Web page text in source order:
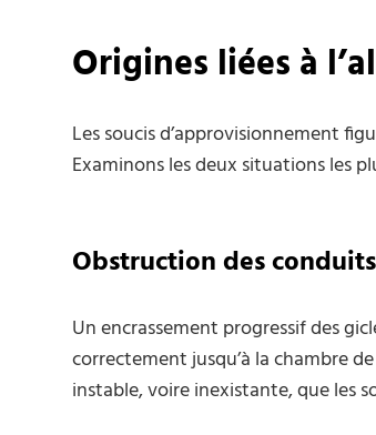
Origines liées à
Les soucis d’approvisionnement
Examinons les deux situations les
Obstruction des conduits
Un encrassement progressif des
correctement jusqu’à la chambre
instable, voire inexistante, que les